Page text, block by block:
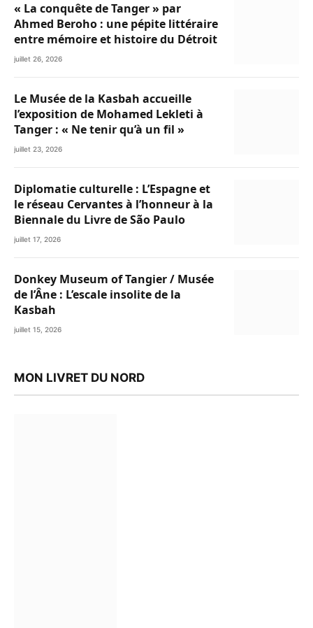
« La conquête de Tanger » par
Ahmed Beroho : une pépite littéraire
entre mémoire et histoire du Détroit
juillet 26, 2026
Le Musée de la Kasbah accueille
l’exposition de Mohamed Lekleti à
Tanger : « Ne tenir qu’à un fil »
juillet 23, 2026
Diplomatie culturelle : L’Espagne et
le réseau Cervantes à l’honneur à la
Biennale du Livre de São Paulo
juillet 17, 2026
Donkey Museum of Tangier / Musée
de l’Âne : L’escale insolite de la
Kasbah
juillet 15, 2026
MON LIVRET DU NORD